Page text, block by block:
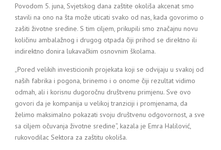
Povodom 5. juna, Svjetskog dana zaštite okoliša akcenat smo
stavili na ono na šta može uticati svako od nas, kada govorimo o
zašiti životne sredine. S tim ciljem, prikupili smo značajnu novu
količinu ambalažnog i drugog otpada čiji prihod se direktno ili
indirektno donira lukavačkim osnovnim školama.
„Pored velikih investicionih projekata koji se odvijaju u svakoj od
naših fabrika i pogona, brinemo i o onome čiji rezultat vidimo
odmah, ali i korisnu dugoročnu društvenu primjenu. Sve ovo
govori da je kompanija u velikoj tranziciji i promjenama, da
želimo maksimalno pokazati svoju društvenu odgovornost, a sve
sa ciljem očuvanja životne sredine“, kazala je Emra Halilović,
rukovodilac Sektora za zaštitu okoliša.